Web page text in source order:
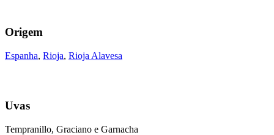
Origem
Espanha, Rioja, Rioja Alavesa
Uvas
Tempranillo, Graciano e Garnacha